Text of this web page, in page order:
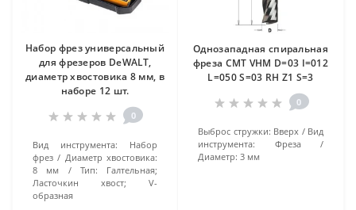
Набор фрез универсальный
для фрезеров DeWALT,
диаметр хвостовика 8 мм, в
наборе 12 шт.
0
Вид инструмента:
Набор
фрез
Диаметр хвостовика:
8 мм
Тип:
Галтельная;
Ласточкин хвост; V-
образная
Однозападная спиральная
фреза CMT VHM D=03 I=012
L=050 S=03 RH Z1 S=3
0
Выброс стружки: Вверх
Вид
инструмента:
Фреза
Диаметр: 3 мм